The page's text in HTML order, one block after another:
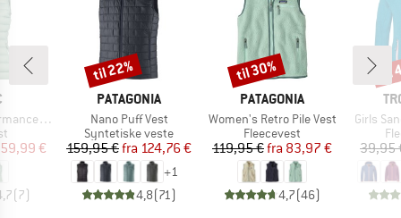
Vest with Hood
pris
59,99 €
(7)
MÆRKE
PATAGONIA
Artikel
Nano Puff Vest
Produktgruppe
Syntetiske veste
Pris
159,95 € Nedsat pris
fra 124,76 €
+1
4,8(71 )
Rabat
til 22%
MÆRKE
PATAGONIA
Artikel
Women's Retro Pile Vest
Produktgruppe
Fleecevest
Pris
119,95 € Nedsat pris
fra 83,97 €
4,7(46)
Rabat
til 30%
Artikel
Girls
39,95